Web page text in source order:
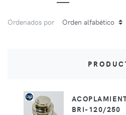
Ordenados por
BRI-120/250